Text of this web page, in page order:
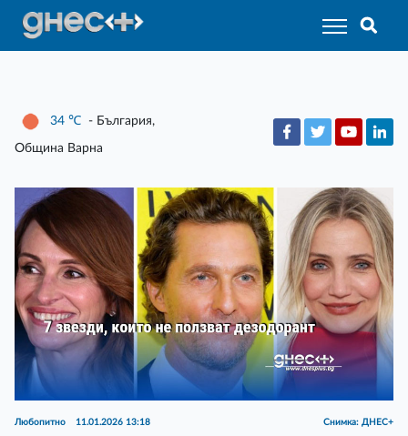
34 ℃ - България,
Община Варна
Любопитно 11.01.2026 13:18 Снимка: ДНЕС+